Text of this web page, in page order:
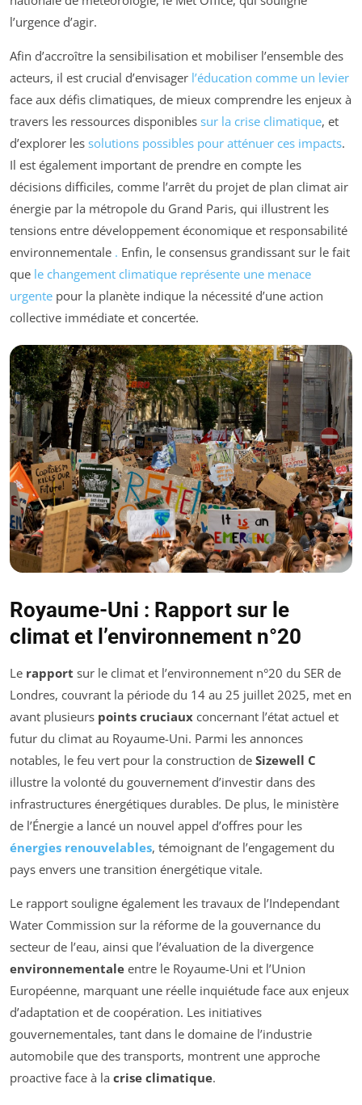
l’urgence d’agir.
Afin d’accroître la sensibilisation et mobiliser l’ensemble des
acteurs, il est crucial d’envisager l’éducation comme un levier
face aux défis climatiques, de mieux comprendre les enjeux à
travers les ressources disponibles sur la crise climatique, et
d’explorer les solutions possibles pour atténuer ces impacts.
Il est également important de prendre en compte les
décisions difficiles, comme l’arrêt du projet de plan climat air
énergie par la métropole du Grand Paris, qui illustrent les
tensions entre développement économique et responsabilité
environnementale . Enfin, le consensus grandissant sur le fait
que le changement climatique représente une menace
urgente pour la planète indique la nécessité d’une action
collective immédiate et concertée.
Royaume-Uni : Rapport sur le
climat et l’environnement n°20
Le rapport sur le climat et l’environnement n°20 du SER de
Londres, couvrant la période du 14 au 25 juillet 2025, met en
avant plusieurs points cruciaux concernant l’état actuel et
futur du climat au Royaume-Uni. Parmi les annonces
notables, le feu vert pour la construction de Sizewell C
illustre la volonté du gouvernement d’investir dans des
infrastructures énergétiques durables. De plus, le ministère
de l’Énergie a lancé un nouvel appel d’offres pour les
énergies renouvelables, témoignant de l’engagement du
pays envers une transition énergétique vitale.
Le rapport souligne également les travaux de l’Independant
Water Commission sur la réforme de la gouvernance du
secteur de l’eau, ainsi que l’évaluation de la divergence
environnementale entre le Royaume-Uni et l’Union
Européenne, marquant une réelle inquiétude face aux enjeux
d’adaptation et de coopération. Les initiatives
gouvernementales, tant dans le domaine de l’industrie
automobile que des transports, montrent une approche
proactive face à la crise climatique.